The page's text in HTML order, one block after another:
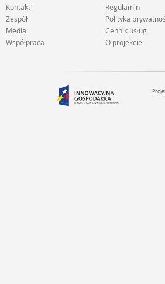
Kontakt
Zespół
Media
Współpraca
Regulamin
Polityka
Cennik usług
O projekcie